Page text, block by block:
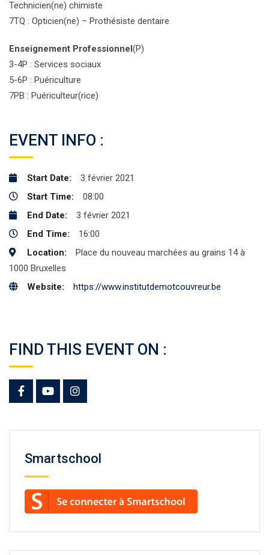
Technicien(ne) chimiste
7TQ : Opticien(ne) – Prothésiste dentaire
Enseignement Professionnel(P)
3-4P : Services sociaux
5-6P : Puériculture
7PB : Puériculteur(rice)
EVENT INFO :
Start Date:
3 février 2021
Start Time:
08:00
End Date:
3 février 2021
End Time:
16:00
Location:
Place du nouveau marchées au grains 14 à
1000 Bruxelles
Website:
https://www.institutdemotcouvreur.be
FIND THIS EVENT ON :
Smartschool